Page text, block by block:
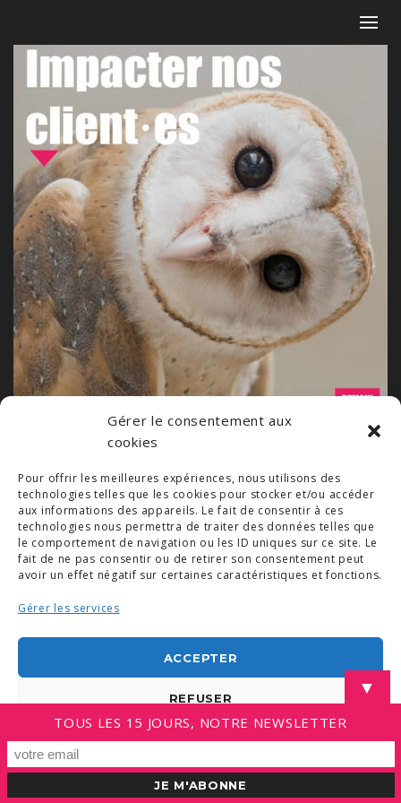
Gérer le consentement aux
cookies
Pour offrir les meilleures expériences, nous utilisons des
technologies telles que les cookies pour stocker et/ou accéder
aux informations des appareils. Le fait de consentir à ces
technologies nous permettra de traiter des données telles que
le comportement de navigation ou les ID uniques sur ce site. Le
fait de ne pas consentir ou de retirer son consentement peut
avoir un effet négatif sur certaines caractéristiques et fonctions.
Gérer les services
ACCEPTER
REFUSER
VOIR LES PRÉFÉRENCES
Politique de cookies
© COPYRIGHT 2019. DEMAIN - MENTIONS LÉGALES
- COPYRIGHTS PHOTOS- POLITIQUE DE COOKIES (UE)
-
CONDITIONS GÉNÉRALES
LINKEDIN
▼
TOUS LES 15 JOURS, NOTRE NEWSLETTER